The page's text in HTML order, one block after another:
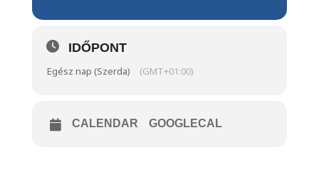
IDŐPONT
Egész nap (Szerda) (GMT+01:00)
CALENDAR GOOGLECAL